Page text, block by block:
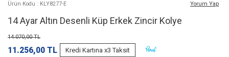
Ürün Kodu : KLY8277-E Yorum Yap
14 Ayar Altın Desenli Küp Erkek Zincir Kolye
14.070,00TL
11.256,00 TL Kredi Kartına x3 Taksit